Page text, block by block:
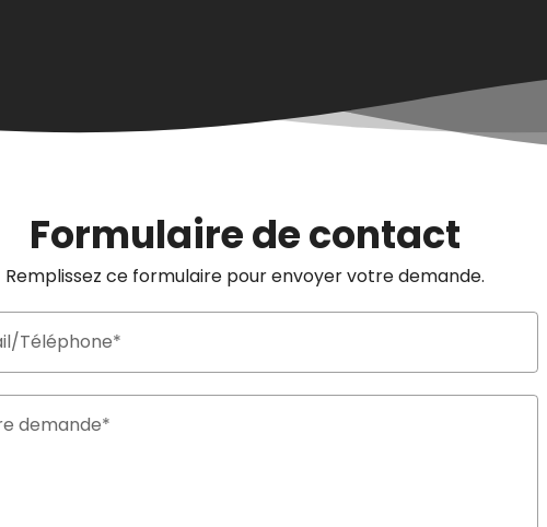
Formulaire de contact
Remplissez ce formulaire pour envoyer votre demande.
Téléphone*
demande*